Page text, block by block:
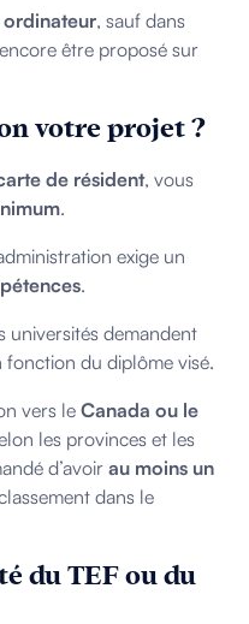
ordinateur, sauf dans
être proposé sur
votre projet ?
de résident, vous
.
exige un
.
universités demandent
fonction du diplôme visé.
vers le Canada ou le
les provinces et les
d’avoir au moins un
dans le
du TEF ou du